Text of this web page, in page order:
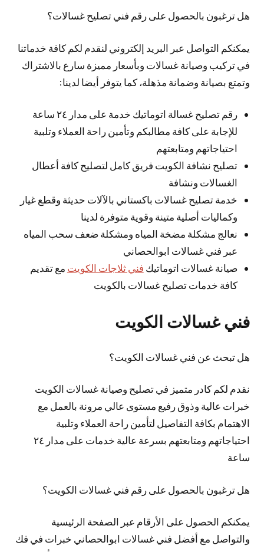
هل ترغبون بالحصول على رقم فني تصليح غسالات؟
يمكنكم التواصل عبر البريد إلكتروني لنقدم لكم كافة خدماتنا
في تركيب وصيانة غسالات وبأسعار مميزة سارع بالاشتراك
وتمتع بصيانة وضمانة مذهلة، كما يتوفر أيضا لدينا:
رقم تصليح غسالة اتوماتيك خدمة على مدار ٢٤ ساعة
للإجابة على كافة مطالبكم وتأمين راحة العملاء وتلبية
احتياجاتهم ومتابعتهم
تصليح نشافة الكويت فريق كامل لتصليح كافة أعطال
الغسالات ونشافة
خدمة تصليح غسالات باكستاني بالآلات حديثة وقطع غيار
وكماليات أصلية متينة وقوية متوفرة لدينا
نعالج مشكلة مضخة المياه ومشكلة ضعف سحب المياه
عبر فني غسالات ابوالحصاني
صيانة غسالات اتوماتيك فني ثلاجات الكويت مع تقديم
كافة خدمات تصليح غسالات بالكويت
فني غسالات الكويت
هل تبحث عن فني غسالات الكويت؟
نقدم لكم كادر متميز في تصليح وصيانة غسالات الكويت
خبرات عالية وذوق رفيع مستوى عالي مرونة بالعمل مع
الاهتمام بكافة التفاصيل لتأمين راحة العملاء وتلبية
احتياجاتهم ومتابعتهم بسرعة عالية خدمات على مدار ٢٤
ساعة
هل ترغبون بالحصول على رقم فني غسالات الكويت؟
يمكنكم الحصول على الأرقام عبر الصفحة الرئيسية
والتواصل مع أفضل فني غسالات ابوالحصاني خبرات في فك